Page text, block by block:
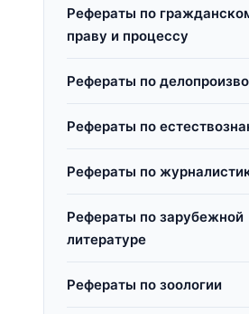
Рефераты по
праву и процессу
Рефераты по
Рефераты по
Рефераты по
Рефераты по зарубежной
литературе
Рефераты по зоологии